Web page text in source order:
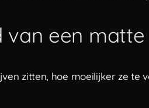
van een
zitten, hoe moeilijker ze te